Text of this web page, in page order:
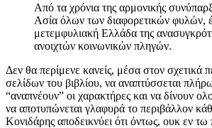
Από τα χρόνια της αρμονικής
Ασία όλων των διαφορετικών φυλών,
μετεμφυλιακή Ελλάδα της
ανοιχτών κοινωνικών πληγών.
Δεν θα περίμενε κανείς, μέσα στον σχετικά
σελίδων του βιβλίου, να αναπτύσσεται
“αναπνέουν” οι χαρακτήρες και να δίνουν
να αποτυπώνεται γλαφυρά το περιβάλλον
Κονιδάρης αποδεικνύει ότι όντως, ουκ εν